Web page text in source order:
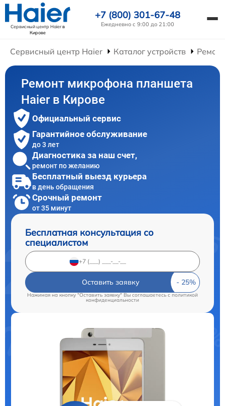
Сервисный центр Haierв
Кирове
+7 (800) 301-67-48
Ежедневно с 9:00 до 21:00
Сервисный центр Haier Каталог устройств
Ремонт микрофона планшета
Haier в Кирове
Официальный сервис
Гарантийное обслуживание
до 3 лет
Диагностика за наш счет,
ремонт по желанию
Бесплатный выезд курьера
в день обращения
Срочный ремонт
от 35 минут
Бесплатная консультация со
специалистом
Оставить заявку
Нажимая на кнопку "Оставить заявку" Вы соглашаетесь cполитикой
конфиденциальности